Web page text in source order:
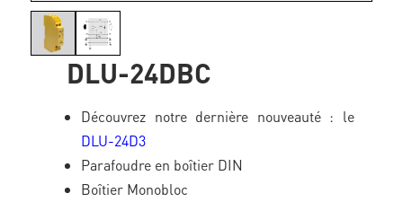
DLU-24DBC
Découvrez notre dernière nouveauté : le
DLU-24D3
Parafoudre en boîtier DIN
Boîtier Monobloc